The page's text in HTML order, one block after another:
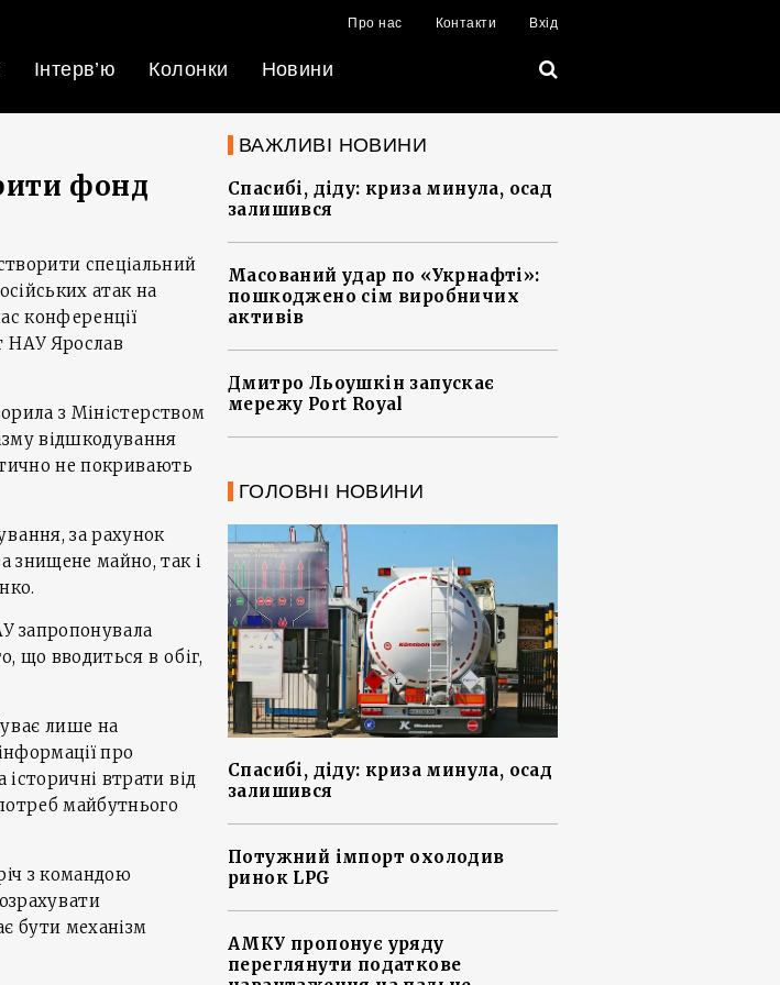
Про нас Контакти Вхід
Інтерв’ю Колонки Новини
фонд
спеціальний
атак на
конференції
НАУ Ярослав
з Міністерством
відшкодування
не покривають
за рахунок
знищене майно, так і
запропонувала
що вводиться в обіг,
лише на
про
втрати від
майбутнього
з командою
бути механізм
ВАЖЛИВІ НОВИНИ
Спасибі, діду: криза минула, осад
залишився
Масований удар по «Укрнафті»:
пошкоджено сім виробничих
активів
Дмитро Льоушкін запускає
мережу Port Royal
ГОЛОВНІ НОВИНИ
Спасибі, діду: криза минула, осад
залишився
Потужний імпорт охолодив
ринок LPG
АМКУ пропонує уряду
переглянути податкове